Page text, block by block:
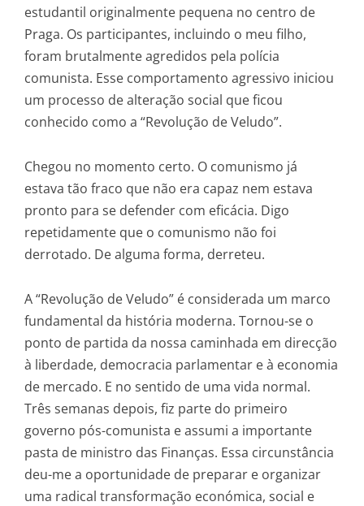
estudantil originalmente pequena no centro de
Praga. Os participantes, incluindo o meu filho,
foram brutalmente agredidos pela polícia
comunista. Esse comportamento agressivo iniciou
um processo de alteração social que ficou
conhecido como a “Revolução de Veludo”.
Chegou no momento certo. O comunismo já
estava tão fraco que não era capaz nem estava
pronto para se defender com eficácia. Digo
repetidamente que o comunismo não foi
derrotado. De alguma forma, derreteu.
A “Revolução de Veludo” é considerada um marco
fundamental da história moderna. Tornou-se o
ponto de partida da nossa caminhada em direcção
à liberdade, democracia parlamentar e à economia
de mercado. E no sentido de uma vida normal.
Três semanas depois, fiz parte do primeiro
governo pós-comunista e assumi a importante
pasta de ministro das Finanças. Essa circunstância
deu-me a oportunidade de preparar e organizar
uma radical transformação económica, social e